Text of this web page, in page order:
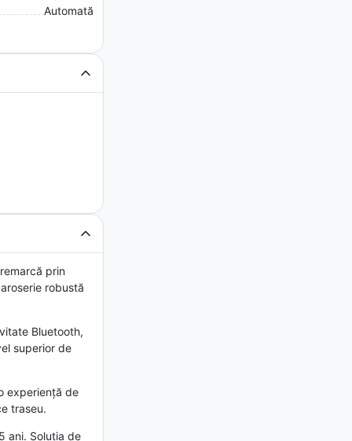
Automată
prin
robustă
Bluetooth,
superior de
experiență de
traseu.
ani. Soluția de